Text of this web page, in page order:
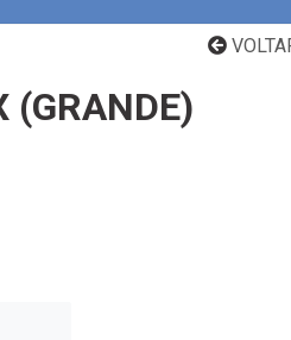
(GRANDE)